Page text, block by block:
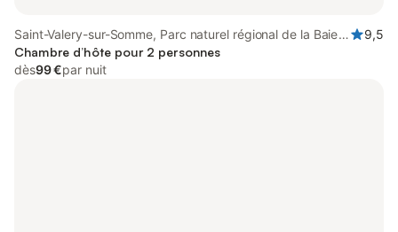
Saint-Valery-sur-Somme, Parc naturel régional de la Baie
de Somme Picardie Maritime
9,5
Chambre d’hôte pour 2 personnes
dès99 €par nuit